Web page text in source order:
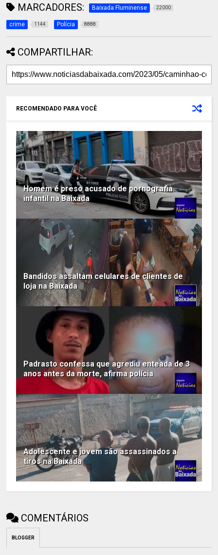
MARCADORES: Baixada Fluminense 22000
crime 1144 Polícia 8888
COMPARTILHAR:
RECOMENDADO PARA VOCÊ
Homem é preso acusado de pornografia
infantil na Baixada
Bandidos assaltam celulares de clientes de
loja na Baixada
Padrasto confessa que agrediu enteada de 3
anos antes da morte, afirma polícia
Adolescente e jovem são assassinados a
tiros na Baixada
COMENTÁRIOS
BLOGGER